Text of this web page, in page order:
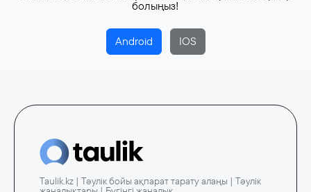
болыңыз!
Android IOS
Taulik.kz | Тәулік бойы ақпарат тарату алаңы | Тәулік